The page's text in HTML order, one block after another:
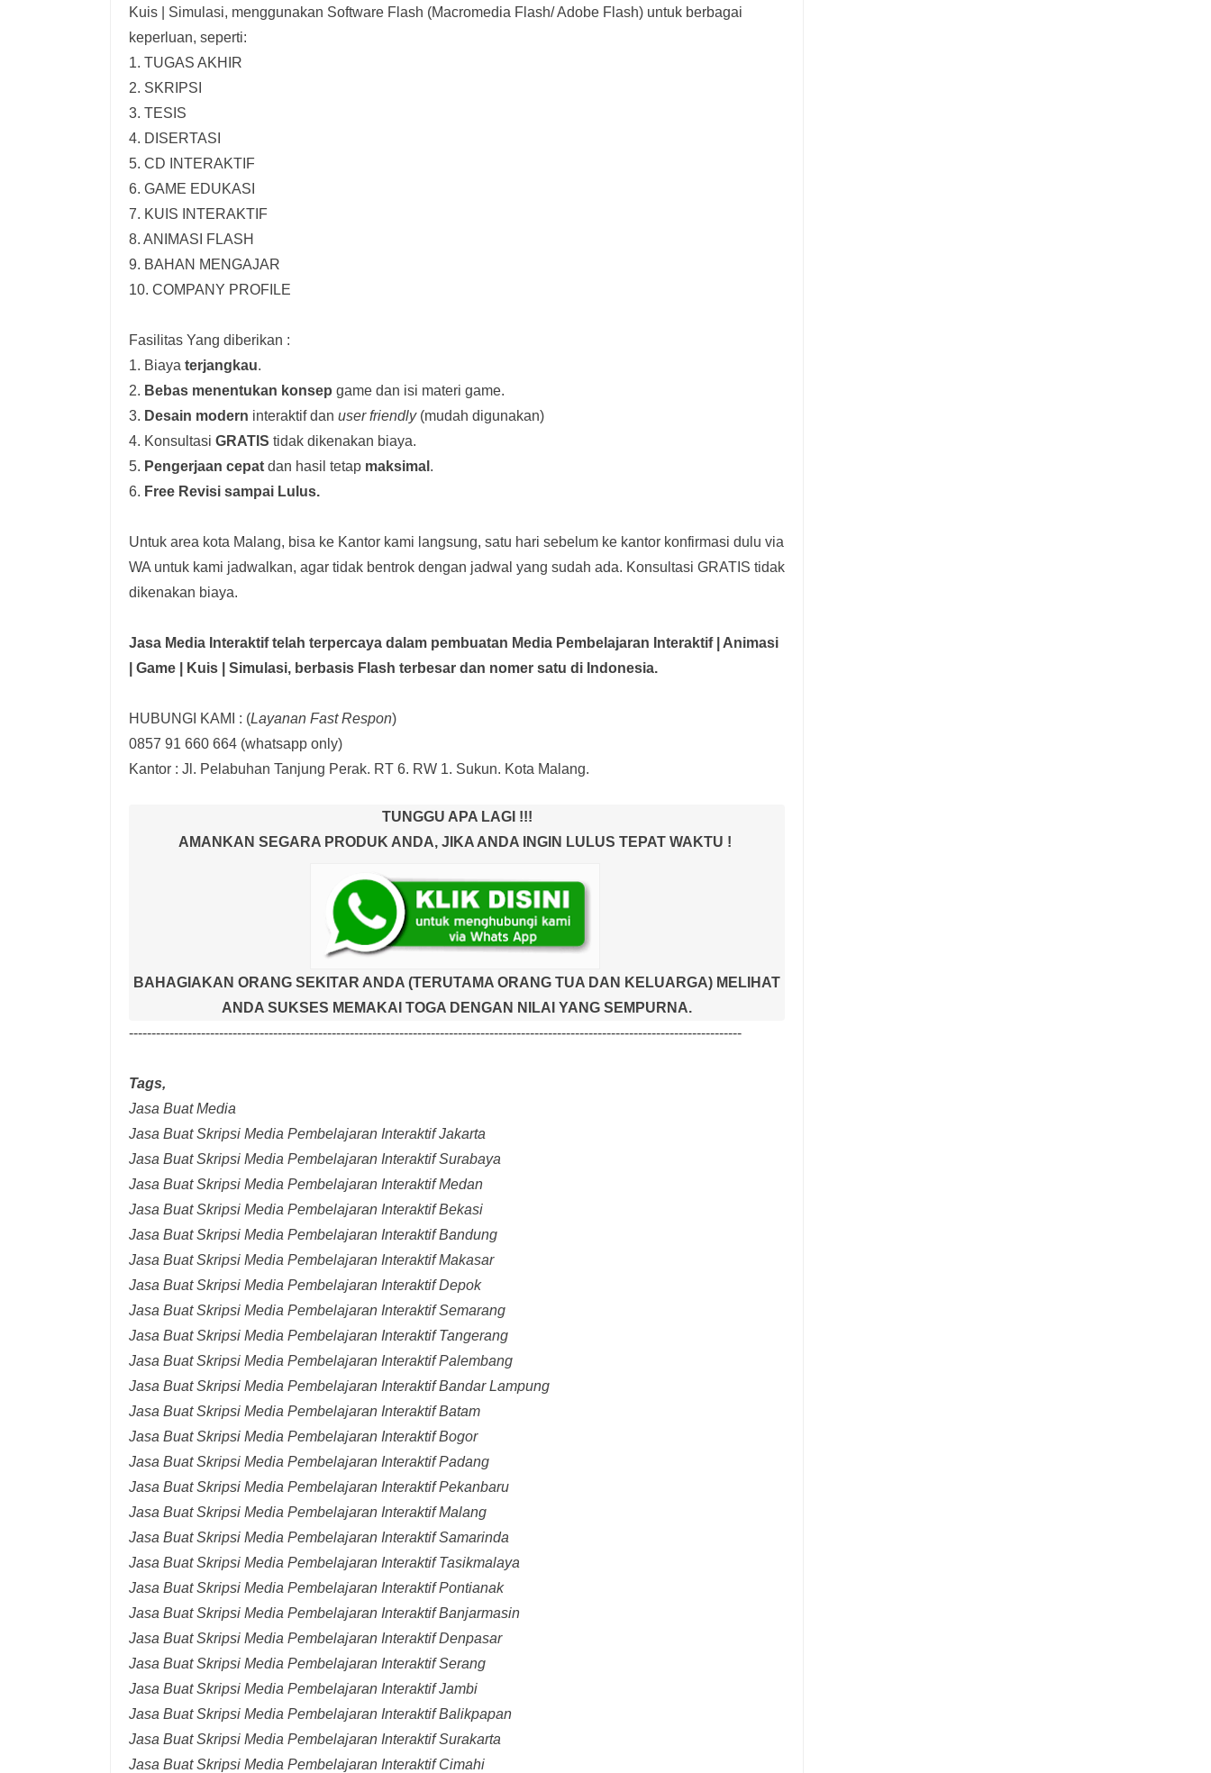
Kuis | Simulasi, menggunakan Software Flash (Macromedia Flash/ Adobe Flash) untuk berbagai
keperluan, seperti:
1. TUGAS AKHIR
2. SKRIPSI
3. TESIS
4. DISERTASI
5. CD INTERAKTIF
6. GAME EDUKASI
7. KUIS INTERAKTIF
8. ANIMASI FLASH
9. BAHAN MENGAJAR
10. COMPANY PROFILE
Fasilitas Yang diberikan :
1. Biaya terjangkau.
2. Bebas menentukan konsep game dan isi materi game.
3. Desain modern interaktif dan user friendly(mudah digunakan)
4. Konsultasi GRATIS tidak dikenakan biaya.
5. Pengerjaan cepat dan hasil tetap maksimal .
6. Free Revisi sampai Lulus.
Untuk area kota Malang, bisa ke Kantor kami langsung, satu hari sebelum ke kantor konfirmasi dulu via
WA untuk kami jadwalkan, agar tidak bentrok dengan jadwal yang sudah ada. Konsultasi GRATIS tidak
dikenakan biaya.
Jasa Media Interaktif telah terpercaya dalam pembuatan Media Pembelajaran Interaktif| Animasi
| Game | Kuis | Simulasi, berbasis Flash terbesar dan nomer satu di Indonesia.
HUBUNGI KAMI : (Layanan Fast Respon)
0857 91 660 664 (whatsapp only)
Kantor : Jl. Pelabuhan Tanjung Perak. RT 6. RW 1. Sukun. Kota Malang.
TUNGGU APA LAGI !!!
AMANKAN SEGARA PRODUK ANDA, JIKA ANDA INGIN LULUS TEPAT WAKTU !
BAHAGIAKAN ORANG SEKITAR ANDA (TERUTAMA ORANG TUA DAN KELUARGA) MELIHAT
ANDA SUKSES MEMAKAI TOGA DENGAN NILAI YANG SEMPURNA.
----------------------------------------------------------------------------------------------------------------------------------------
Tags,
Jasa Buat Media
Jasa Buat Skripsi Media Pembelajaran Interaktif Jakarta
Jasa Buat Skripsi Media Pembelajaran Interaktif Surabaya
Jasa Buat Skripsi Media Pembelajaran Interaktif Medan
Jasa Buat Skripsi Media Pembelajaran Interaktif Bekasi
Jasa Buat Skripsi Media Pembelajaran Interaktif Bandung
Jasa Buat Skripsi Media Pembelajaran Interaktif Makasar
Jasa Buat Skripsi Media Pembelajaran Interaktif Depok
Jasa Buat Skripsi Media Pembelajaran Interaktif Semarang
Jasa Buat Skripsi Media Pembelajaran Interaktif Tangerang
Jasa Buat Skripsi Media Pembelajaran Interaktif Palembang
Jasa Buat Skripsi Media Pembelajaran Interaktif Bandar Lampung
Jasa Buat Skripsi Media Pembelajaran Interaktif Batam
Jasa Buat Skripsi Media Pembelajaran Interaktif Bogor
Jasa Buat Skripsi Media Pembelajaran Interaktif Padang
Jasa Buat Skripsi Media Pembelajaran Interaktif Pekanbaru
Jasa Buat Skripsi Media Pembelajaran Interaktif Malang
Jasa Buat Skripsi Media Pembelajaran Interaktif Samarinda
Jasa Buat Skripsi Media Pembelajaran Interaktif Tasikmalaya
Jasa Buat Skripsi Media Pembelajaran Interaktif Pontianak
Jasa Buat Skripsi Media Pembelajaran Interaktif Banjarmasin
Jasa Buat Skripsi Media Pembelajaran Interaktif Denpasar
Jasa Buat Skripsi Media Pembelajaran Interaktif Serang
Jasa Buat Skripsi Media Pembelajaran Interaktif Jambi
Jasa Buat Skripsi Media Pembelajaran Interaktif Balikpapan
Jasa Buat Skripsi Media Pembelajaran Interaktif Surakarta
Jasa Buat Skripsi Media Pembelajaran Interaktif Cimahi